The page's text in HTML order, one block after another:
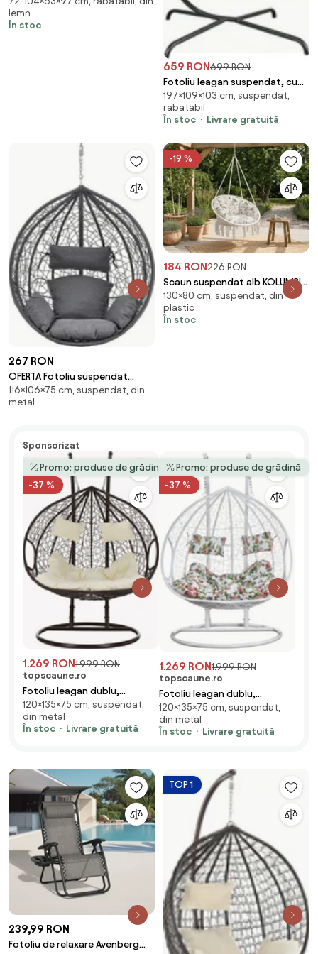
FLOS
lemn
În stoc
659 RON699 RON
Fotoliu leagan suspendat, cu
perne moi, cos pliabil,
rezistente la UV, împletitură PE
ratan, structură metalică,
197×109×103 cm, suspendat,
rabatabil
În stoc
Livrare gratuită
267 RON
OFERTA Fotoliu suspendat
antracit KOKON fara suport II.
calitate
116×106×75 cm, suspendat, din
metal
-19 %
184 RON226 RON
Scaun suspendat alb KOLUMBIA
fara suport, perna bej cu
spatar + GRATUIT umplutura din
fibra goala 500 g
130×80 cm, suspendat, din
plastic
În stoc
239,99 RON
Fotoliu de relaxare Avenberg
TOP 1
Sponsorizat
Promo: produse de grădină
-37 %
1.269 RON1.999 RON
topscaune.ro
Fotoliu leagan dublu,
suspendat, cu perne moi,
rezistente la UV, împletitură
tip răchită, structură
120×135×75 cm, suspendat,
din metal
În stoc
Livrare gratuită
Promo: produse de grădină
-37 %
1.269 RON1.999 RON
topscaune.ro
Fotoliu leagan dublu,
suspendat, cu perne moi,
rezistente la UV, împletitură
tip răchită, structură
120×135×75 cm, suspendat,
din metal
În stoc
Livrare gratuită